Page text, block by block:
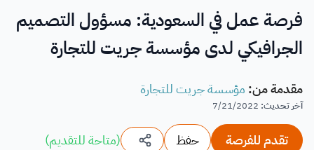
فرصة عمل في السعودية: مسؤول التصميم
الجرافيكي لدى مؤسسة جريت للتجارة
مقدمة من: مؤسسة جريت للتجارة
آخر تحديث:
7/21/2022
تقدم للفرصة حفظ (متاحة للتقديم)